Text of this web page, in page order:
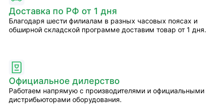
Доставка по РФ от 1 дня
Благодаря шести филиалам в разных часовых поясах и
обширной складской программе доставим товар от 1 дня.
Официальное дилерство
Работаем напрямую с производителями и официальными
дистрибьюторами оборудования.